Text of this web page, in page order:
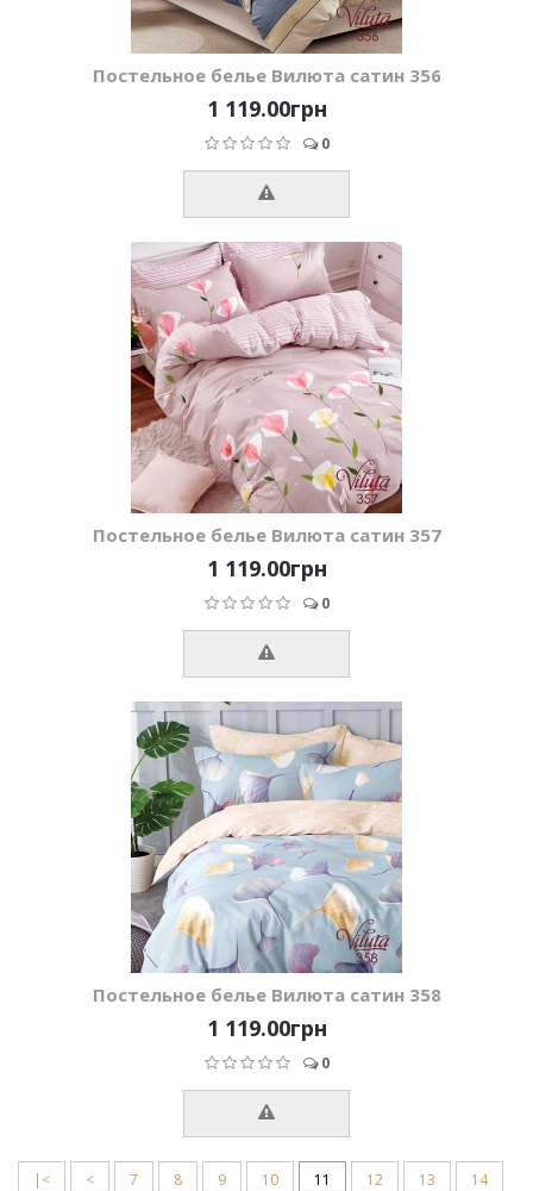
Постельное белье Вилюта сатин 356
1 119.00грн
0
Постельное белье Вилюта сатин 357
1 119.00грн
0
Постельное белье Вилюта сатин 358
1 119.00грн
0
|< < 7 8 9 10 11 12 13
14